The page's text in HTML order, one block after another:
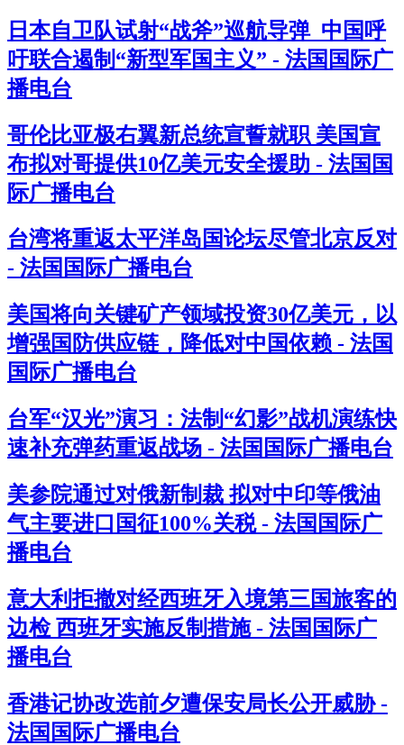
日本自卫队试射“战斧”巡航导弹 中国呼
吁联合遏制“新型军国主义” - 法国国际广
播电台
哥伦比亚极右翼新总统宣誓就职 美国宣
布拟对哥提供10亿美元安全援助 - 法国国
际广播电台
台湾将重返太平洋岛国论坛尽管北京反对
- 法国国际广播电台
美国将向关键矿产领域投资30亿美元，以
增强国防供应链，降低对中国依赖 - 法国
国际广播电台
台军“汉光”演习：法制“幻影”战机演练快
速补充弹药重返战场 - 法国国际广播电台
美参院通过对俄新制裁 拟对中印等俄油
气主要进口国征100%关税 - 法国国际广
播电台
意大利拒撤对经西班牙入境第三国旅客的
边检 西班牙实施反制措施 - 法国国际广
播电台
香港记协改选前夕遭保安局长公开威胁 -
法国国际广播电台